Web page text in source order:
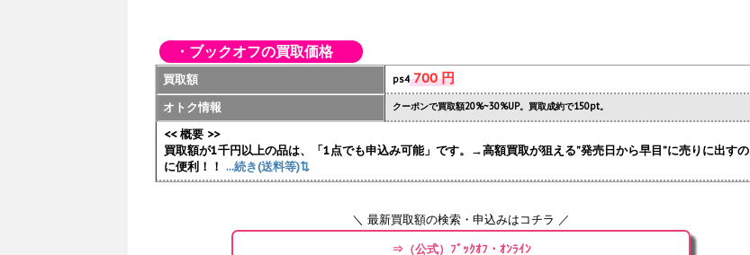
・ブックオフの買取価格
買取額 ps4700 円
オトク情報 クーポンで買取額20%~30%UP。買取成約で150pt。
<< 概要 >>
買取額が1千円以上の品は、「1点でも申込み可能」です。→高額買取が狙える”発売日から早目”に売りに出すの
に便利！！ ...続き(送料等)⇅
＼ 最新買取額の検索・申込みはコチラ ／
⇒（公式）ﾌﾞｯｸｵﾌ・ｵﾝﾗｲﾝ